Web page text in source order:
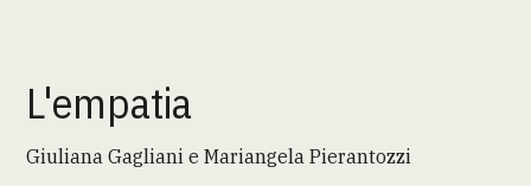
L'empatia
Giuliana Gagliani e Mariangela Pierantozzi